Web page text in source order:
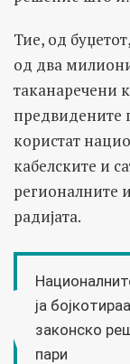
Тие, од
од два
таканаречени
предвидените
користат
кабелските и
регионалните
радијата.
ја бојкотираа
законско
пари